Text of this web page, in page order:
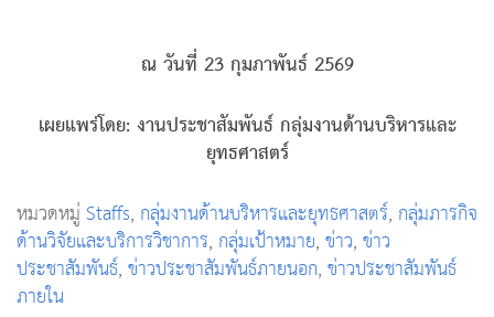
ณ วันที่ 23 กุมภาพันธ์ 2569
เผยแพร่โดย: งานประชาสัมพันธ์ กลุ่มงานด้านบริหารและ
ยุทธศาสตร์
หมวดหมู่Staffs, กลุ่มงานด้านบริหารและยุทธศาสตร์, กลุ่มภารกิจ
ด้านวิจัยและบริการวิชาการ, กลุ่มเป้าหมาย,ข่าว,ข่าว
ประชาสัมพันธ์,ข่าวประชาสัมพันธ์ภายนอก,ข่าวประชาสัมพันธ์
ภายใน